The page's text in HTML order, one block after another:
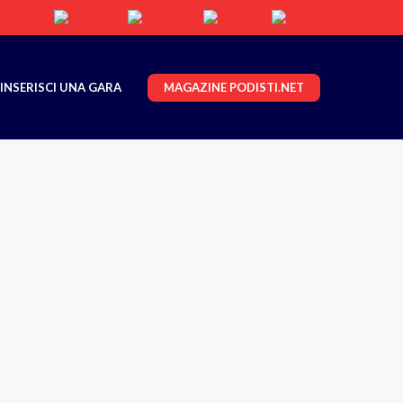
INSERISCI UNA GARA MAGAZINE PODISTI.NET